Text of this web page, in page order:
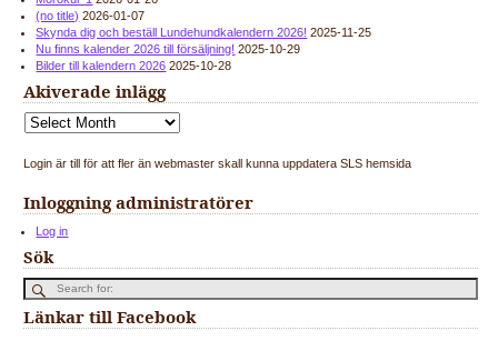
(no title) 2026-01-07
Skynda dig och beställ Lundehundkalendern 2026! 2025-11-25
Nu finns kalender 2026 till försäljning! 2025-10-29
Bilder till kalendern 2026 2025-10-28
Akiverade inlägg
Login är till för att fler än webmaster skall kunna uppdatera SLS hemsida
Inloggning administratörer
Log in
Sök
Länkar till Facebook